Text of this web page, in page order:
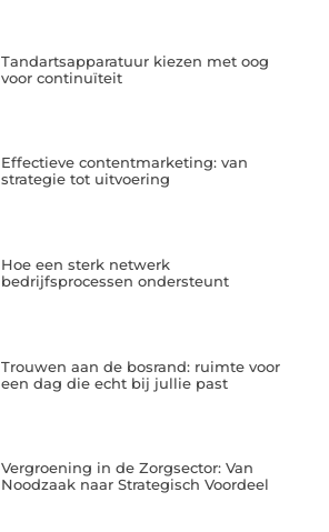
Tandartsapparatuur kiezen met oog
voor continuïteit
Effectieve contentmarketing: van
strategie tot uitvoering
Hoe een sterk netwerk
bedrijfsprocessen ondersteunt
Trouwen aan de bosrand: ruimte voor
een dag die echt bij jullie past
Vergroening in de Zorgsector: Van
Noodzaak naar Strategisch Voordeel